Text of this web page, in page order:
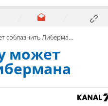
соблазнить Либермана
может